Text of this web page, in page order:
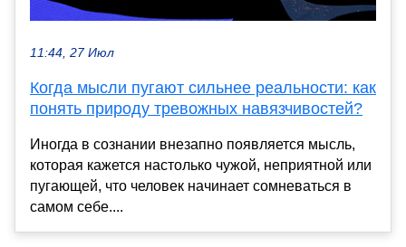
11:44, 27 Июл
Когда мысли пугают сильнее реальности: как
понять природу тревожных навязчивостей?
Иногда в сознании внезапно появляется мысль,
которая кажется настолько чужой, неприятной или
пугающей, что человек начинает сомневаться в
самом себе....